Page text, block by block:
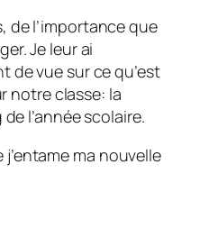
de l’importance que
Je leur ai
vue sur ce qu’est
notre classe: la
l’année scolaire.
ma nouvelle